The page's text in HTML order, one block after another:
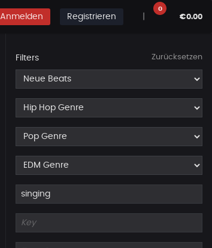
Anmelden Registrieren
0
€0.00
Filters Zurücksetzen